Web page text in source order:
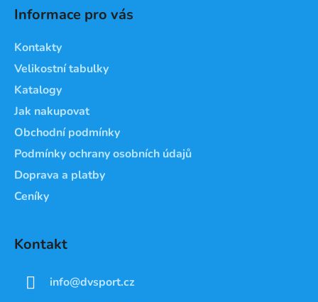
Informace pro vás
Kontakty
Velikostní tabulky
Katalogy
Jak nakupovat
Obchodní podmínky
Podmínky ochrany osobních údajů
Doprava a platby
Ceníky
Kontakt
info@dvsport.cz